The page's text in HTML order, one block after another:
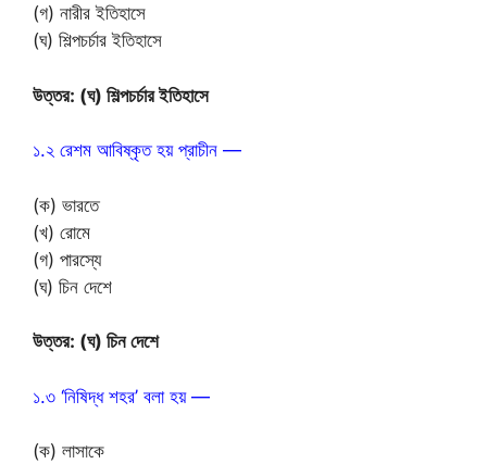
(গ) নারীর ইতিহাসে
(ঘ) শিল্পচর্চার ইতিহাসে
উত্তর: (ঘ) শিল্পচর্চার ইতিহাসে
১.২ রেশম আবিষ্কৃত হয় প্রাচীন —
(ক) ভারতে
(খ) রোমে
(গ) পারস্যে
(ঘ) চিন দেশে
উত্তর: (ঘ) চিন দেশে
১.৩ ‘নিষিদ্ধ শহর’ বলা হয় —
(ক) লাসাকে